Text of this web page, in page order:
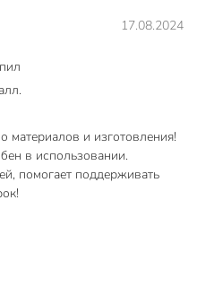
и компактные размеры
и хранении.
восстановить остроту
обращаться к
для ножей, нержавеющая
и другие товары в
Осколе по низким
17.08.2024
материалов и изготовления!
в использовании.
помогает поддерживать